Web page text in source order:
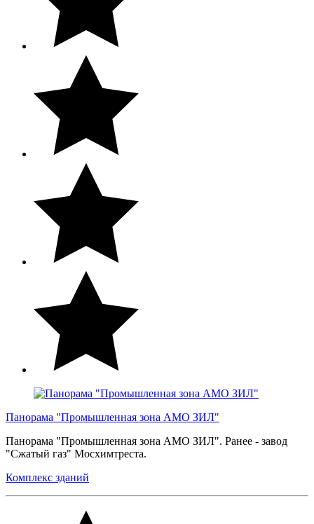
Панорама "Промышленная зона АМО ЗИЛ"
Панорама "Промышленная зона АМО ЗИЛ". Ранее - завод
"Сжатый газ" Мосхимтреста.
Комплекс зданий